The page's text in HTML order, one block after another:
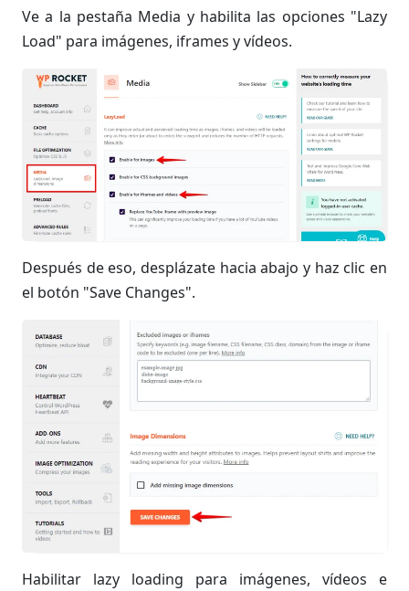
Ve a la pestaña Media y habilita las opciones "Lazy
Load" para imágenes, iframes y vídeos.
Después de eso, desplázate hacia abajo y haz clic en
el botón "Save Changes".
Habilitar lazy loading para imágenes, vídeos e